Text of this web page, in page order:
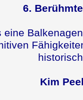
6.
eine
Kim